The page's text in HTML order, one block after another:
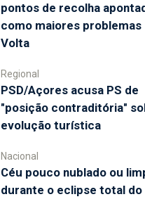
pontos de recolha
como maiores problemas
Volta
Regional
PSD/Açores acusa PS de
"posição contraditória"
evolução turística
Nacional
Céu pouco nublado ou
durante o eclipse total do